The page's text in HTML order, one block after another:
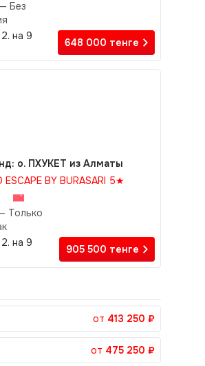
Без
на 9
648 000 тенге
о. ПХУКЕТ из Алматы
ESCAPE BY BURASARI 5★
Только
на 9
905 500 тенге
от 413 250 ₽
от 475 250 ₽